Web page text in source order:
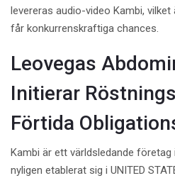
levereras audio-video Kambi,
får konkurrenskraftiga chances.
Leovegas
Initierar
Förtida
Kambi är ett världsledande
nyligen etablerat sig i UNITED